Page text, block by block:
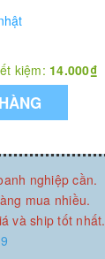
kiệm: 14.000₫
nghiệp cần.
mua nhiều.
và ship tốt nhất.